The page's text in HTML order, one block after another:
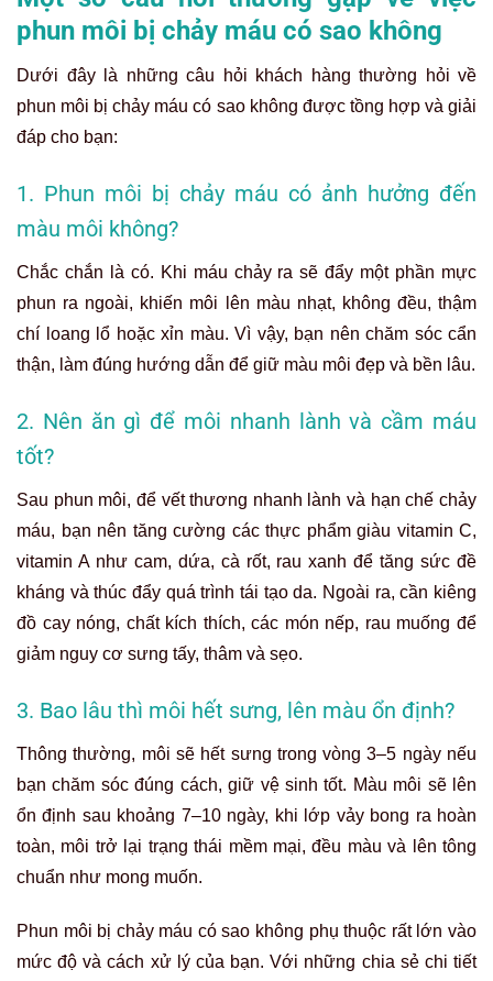
phun môi bị chảy máu có sao không
Dưới đây là những câu hỏi khách hàng thường hỏi về
phun môi bị chảy máu có sao không được tồng hợp và giải
đáp cho bạn:
1. Phun môi bị chảy máu có ảnh hưởng đến
màu môi không?
Chắc chắn là có. Khi máu chảy ra sẽ đẩy một phần mực
phun ra ngoài, khiến môi lên màu nhạt, không đều, thậm
chí loang lổ hoặc xỉn màu. Vì vậy, bạn nên chăm sóc cẩn
thận, làm đúng hướng dẫn để giữ màu môi đẹp và bền lâu.
2. Nên ăn gì để môi nhanh lành và cầm máu
tốt?
Sau phun môi, để vết thương nhanh lành và hạn chế chảy
máu, bạn nên tăng cường các thực phẩm giàu vitamin C,
vitamin A như cam, dứa, cà rốt, rau xanh để tăng sức đề
kháng và thúc đẩy quá trình tái tạo da. Ngoài ra, cần kiêng
đồ cay nóng, chất kích thích, các món nếp, rau muống để
giảm nguy cơ sưng tấy, thâm và sẹo.
3. Bao lâu thì môi hết sưng, lên màu ổn định?
Thông thường, môi sẽ hết sưng trong vòng 3–5 ngày nếu
bạn chăm sóc đúng cách, giữ vệ sinh tốt. Màu môi sẽ lên
ổn định sau khoảng 7–10 ngày, khi lớp vảy bong ra hoàn
toàn, môi trở lại trạng thái mềm mại, đều màu và lên tông
chuẩn như mong muốn.
Phun môi bị chảy máu có sao không phụ thuộc rất lớn vào
mức độ và cách xử lý của bạn. Với những chia sẻ chi tiết